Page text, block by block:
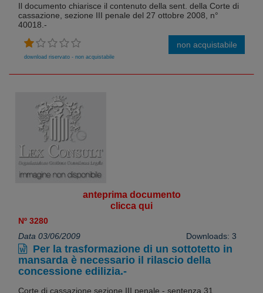
Il documento chiarisce il contenuto della sent. della Corte di
cassazione, sezione III penale del 27 ottobre 2008, n°
40018.-
download riservato - non acquistabile
non acquistabile
anteprima documento
clicca qui
Nº 3280
Data 03/06/2009
Downloads: 3
Per la trasformazione di un sottotetto in
mansarda è necessario il rilascio della
concessione edilizia.-
Corte di cassazione sezione III penale - sentenza 31